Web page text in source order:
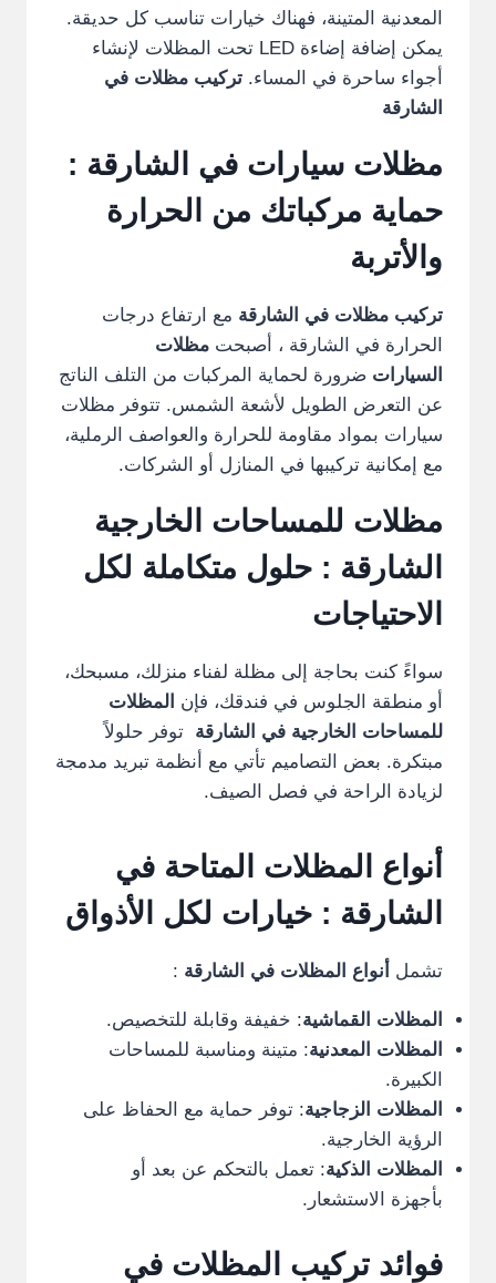
المعدنية المتينة، فهناك خيارات تناسب كل حديقة.
يمكن إضافة إضاءة LED تحت المظلات لإنشاء
أجواء ساحرة في المساء. تركيب مظلات في
الشارقة
مظلات سيارات في الشارقة :
حماية مركباتك من الحرارة
والأتربة
تركيب مظلات في الشارقة مع ارتفاع درجات
الحرارة في الشارقة ، أصبحت مظلات
السيارات ضرورة لحماية المركبات من التلف الناتج
عن التعرض الطويل لأشعة الشمس. تتوفر مظلات
سيارات بمواد مقاومة للحرارة والعواصف الرملية،
مع إمكانية تركيبها في المنازل أو الشركات.
مظلات للمساحات الخارجية
الشارقة : حلول متكاملة لكل
الاحتياجات
سواءً كنت بحاجة إلى مظلة لفناء منزلك، مسبحك،
أو منطقة الجلوس في فندقك، فإن المظلات
للمساحات الخارجية في الشارقة توفر حلولاً
مبتكرة. بعض التصاميم تأتي مع أنظمة تبريد مدمجة
لزيادة الراحة في فصل الصيف.
أنواع المظلات المتاحة في
الشارقة : خيارات لكل الأذواق
تشمل أنواع المظلات في الشارقة :
المظلات القماشية: خفيفة وقابلة للتخصيص.
المظلات المعدنية: متينة ومناسبة للمساحات
الكبيرة.
المظلات الزجاجية: توفر حماية مع الحفاظ على
الرؤية الخارجية.
المظلات الذكية: تعمل بالتحكم عن بعد أو
بأجهزة الاستشعار.
فوائد تركيب المظلات في